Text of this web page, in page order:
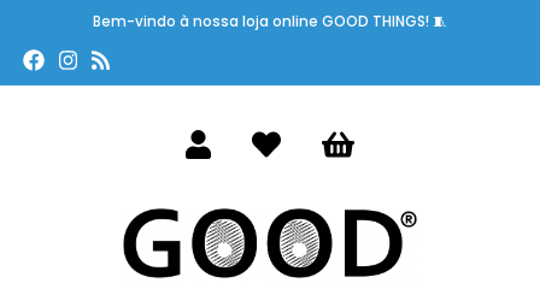
Bem-vindo à nossa loja online GOOD THINGS! 🧵